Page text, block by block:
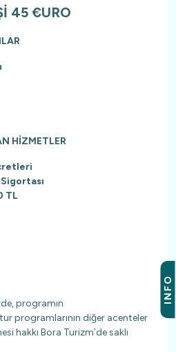
INFO
45 €URO
HİZMETLER
TL
programın
programlarının diğer acenteler
hakkı Bora Turizm’de saklı